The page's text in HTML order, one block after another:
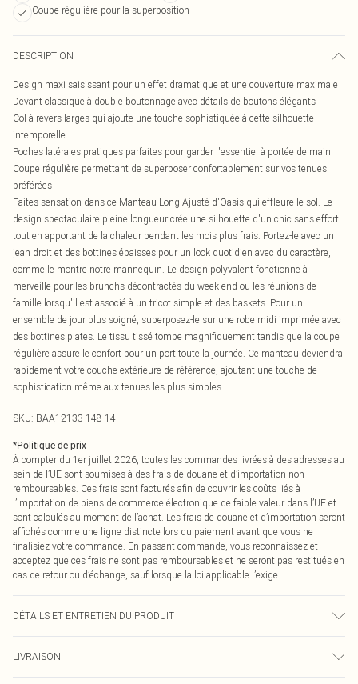
Coupe régulière pour la superposition
DESCRIPTION
Design maxi saisissant pour un effet dramatique et une couverture maximale
Devant classique à double boutonnage avec détails de boutons élégants
Col à revers larges qui ajoute une touche sophistiquée à cette silhouette
intemporelle
Poches latérales pratiques parfaites pour garder l'essentiel à portée de main
Coupe régulière permettant de superposer confortablement sur vos tenues
préférées
Faites sensation dans ce Manteau Long Ajusté d'Oasis qui effleure le sol. Le
design spectaculaire pleine longueur crée une silhouette d'un chic sans effort
tout en apportant de la chaleur pendant les mois plus frais. Portez-le avec un
jean droit et des bottines épaisses pour un look quotidien avec du caractère,
comme le montre notre mannequin. Le design polyvalent fonctionne à
merveille pour les brunchs décontractés du week-end ou les réunions de
famille lorsqu'il est associé à un tricot simple et des baskets. Pour un
ensemble de jour plus soigné, superposez-le sur une robe midi imprimée avec
des bottines plates. Le tissu tissé tombe magnifiquement tandis que la coupe
régulière assure le confort pour un port toute la journée. Ce manteau deviendra
rapidement votre couche extérieure de référence, ajoutant une touche de
sophistication même aux tenues les plus simples.
SKU: BAA12133-148-14
*Politique de prix
À compter du 1er juillet 2026, toutes les commandes livrées à des adresses au
sein de l’UE sont soumises à des frais de douane et d’importation non
remboursables. Ces frais sont facturés afin de couvrir les coûts liés à
l’importation de biens de commerce électronique de faible valeur dans l’UE et
sont calculés au moment de l’achat. Les frais de douane et d’importation seront
affichés comme une ligne distincte lors du paiement avant que vous ne
finalisiez votre commande. En passant commande, vous reconnaissez et
acceptez que ces frais ne sont pas remboursables et ne seront pas restitués en
cas de retour ou d’échange, sauf lorsque la loi applicable l’exige.
DÉTAILS ET ENTRETIEN DU PRODUIT
mannequin porte une taille 10.
LIVRAISON